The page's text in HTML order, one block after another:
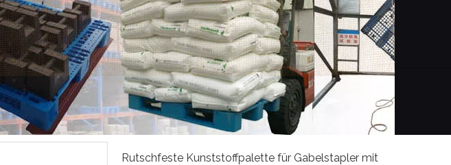
Rutschfeste Kunststoffpalette für Gabelstapler mit